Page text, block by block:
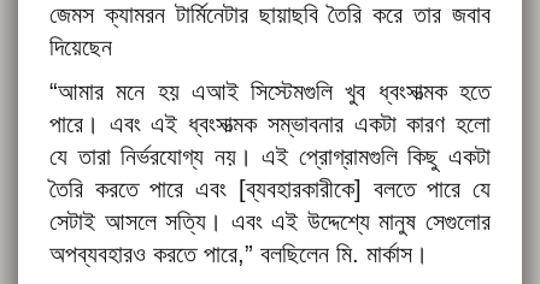
জেমস ক্যামরন টার্মিনেটার ছায়াছবি তৈরি করে তার জবাব
দিয়েছেন
“আমার মনে হয় এআই সিস্টেমগুলি খুব ধ্বংসাত্মক হতে
পারে। এবং এই ধ্বংসাত্মক সম্ভাবনার একটা কারণ হলো
যে তারা নির্ভরযোগ্য নয়। এই প্রোগ্রামগুলি কিছু একটা
তৈরি করতে পারে এবং [ব্যবহারকারীকে] বলতে পারে যে
সেটাই আসলে সত্যি। এবং এই উদ্দেশ্যে মানুষ সেগুলোর
অপব্যবহারও করতে পারে,” বলছিলেন মি. মার্কাস।